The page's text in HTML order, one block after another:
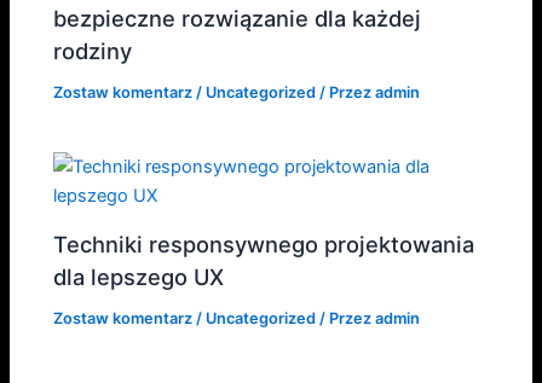
bezpieczne rozwiązanie dla każdej
rodziny
Zostaw komentarz / Uncategorized / Przezadmin
Techniki responsywnego projektowania
dla lepszego UX
Zostaw komentarz / Uncategorized / Przezadmin